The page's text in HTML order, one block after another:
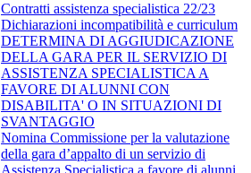
Contratti assistenza specialistica 22/23
Dichiarazioni incompatibilità e curriculum
DETERMINA DI AGGIUDICAZIONE
DELLA GARA PER IL SERVIZIO DI
ASSISTENZA SPECIALISTICA A
FAVORE DI ALUNNI CON
DISABILITA' O IN SITUAZIONI DI
SVANTAGGIO
Nomina Commissione per la valutazione
della gara d’appalto di un servizio di